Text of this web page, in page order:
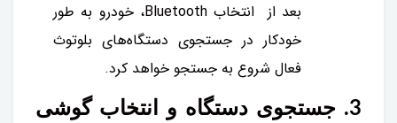
بعد از انتخاب Bluetooth، خودرو به طور
خودکار در جستجوی دستگاه‌های بلوتوث
فعال شروع به جستجو خواهد کرد.
3. جستجوی دستگاه و انتخاب گوشی